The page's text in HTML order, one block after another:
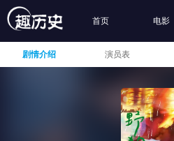
首页 电影
剧情介绍 演员表